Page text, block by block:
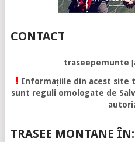
CONTACT
traseepemunte
! Informațiile din acest site
sunt reguli omologate de
TRASEE MONTANE ÎN: